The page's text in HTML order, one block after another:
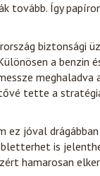
tovább. Így
biztonsági
a
meghaladva
tette a
ez jóval
is
hamarosan